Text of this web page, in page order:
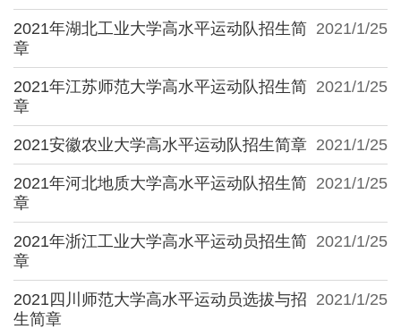
2021/1/25
2021年湖北工业大学高水平运动队招生简
章
2021/1/25
2021年江苏师范大学高水平运动队招生简
章
2021/1/25
2021安徽农业大学高水平运动队招生简章
2021/1/25
2021年河北地质大学高水平运动队招生简
章
2021/1/25
2021年浙江工业大学高水平运动员招生简
章
2021/1/25
2021四川师范大学高水平运动员选拔与招
生简章